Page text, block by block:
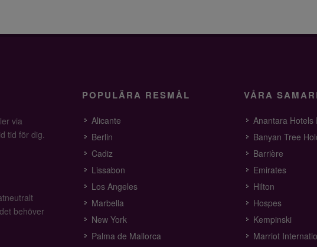
via
tid för dig.
behöver
POPULÄRA RESMÅL
Alicante
Berlin
Cadiz
Lissabon
Los Angeles
Marbella
New York
Palma de Mallorca
VÅRA
Anantara Hotels
Banyan Tree
Barrière
Emirates
Hilton
Hospes
Kempinski
Marriot